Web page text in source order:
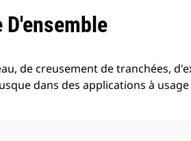
D'ensemble
de creusement de tranchées,
dans des applications à